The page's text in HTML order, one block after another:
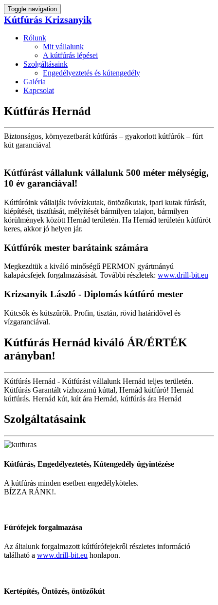
Toggle navigation
Kútfúrás Krizsanyik
Rólunk
Mit vállalunk
A kútfúrás lépései
Szolgáltásaink
Engedélyeztetés és kútengedély
Galéria
Kapcsolat
Kútfúrás Hernád
Biztonságos, környezetbarát kútfúrás – gyakorlott kútfúrók – fúrt
kút garanciával
Kútfúrást vállalunk vállalunk 500 méter mélységig,
10 év garanciával!
Kútfúróink vállalják ivóvízkutak, öntözőkutak, ipari kutak fúrását,
kiépítését, tisztítását, mélyítését bármilyen talajon, bármilyen
körülmények között Hernád területén. Ha Hernád területén kútfúrót
keres, akkor jó helyen jár.
Kútfúrók mester barátaink számára
Megkezdtük a kiváló minőségű PERMON gyártmányú
kalapácsfejek forgalmazásását. További részletek: www.drill-bit.eu
Krizsanyik László - Diplomás kútfúró mester
Kútcsők és kútszűrők. Profin, tisztán, rövid határidővel és
vízgaranciával.
Kútfúrás Hernád kiváló ÁR/ÉRTÉK
arányban!
Kútfúrás Hernád - Kútfúrást vállalunk Hernád teljes területén.
Kútfúrás Garantált vízhozamú kúttal, Hernád kútfúró! Hernád
kútfúrás. Hernád kút, kút ára Hernád, kútfúrás ára Hernád
Szolgáltatásaink
Kútfúrás, Engedélyeztetés, Kútengedély ügyintézése
A kútfúrás minden esetben engedélyköteles.
BÍZZA RÁNK!.
Fúrófejek forgalmazása
Az általunk forgalmazott kútfúrófejekről részletes információ
található a www.drill-bit.eu honlapon.
Kertépítés, Öntözés, öntözőkút